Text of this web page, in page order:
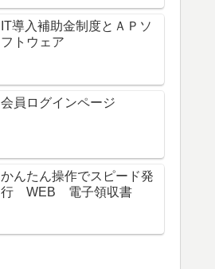
IT導入補助金制度とＡＰソ
フトウェア
会員ログインページ
かんたん操作でスピード発
行 WEB 電子領収書